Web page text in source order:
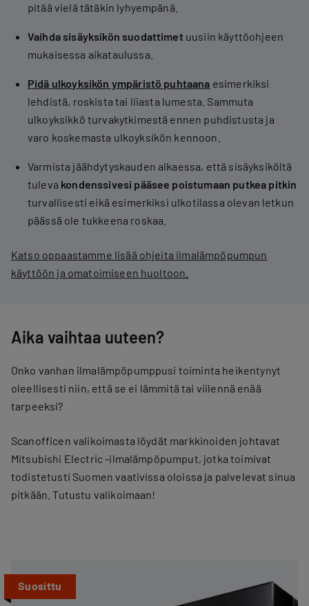
pitää vielä tätäkin lyhyempänä.
Vaihda sisäyksikön suodattimetuusiin käyttöohjeen
mukaisessa aikataulussa.
Pidä ulkoyksikön ympäristö puhtaana esimerkiksi
lehdistä, roskista tai liiasta lumesta. Sammuta
ulkoyksikkö turvakytkimestä ennen puhdistusta ja
varo koskemasta ulkoyksikön kennoon.
Varmista jäähdytyskauden alkaessa, että sisäyksiköltä
tuleva kondenssivesi pääsee poistumaan putkea pitkin
turvallisesti eikä esimerkiksi ulkotilassa olevan letkun
päässä ole tukkeena roskaa.
Katso oppaastamme lisää ohjeita ilmalämpöpumpun
käyttöön ja omatoimiseen huoltoon.
Aika vaihtaa uuteen?
Onko vanhan ilmalämpöpumppusi toiminta heikentynyt
oleellisesti niin, että se ei lämmitä tai viilennä enää
tarpeeksi?
Scanofficen valikoimasta löydät markkinoiden johtavat
Mitsubishi Electric -ilmalämpöpumput, jotka toimivat
todistetusti Suomen vaativissa oloissa ja palvelevat sinua
pitkään. Tutustu valikoimaan!
Suosittu